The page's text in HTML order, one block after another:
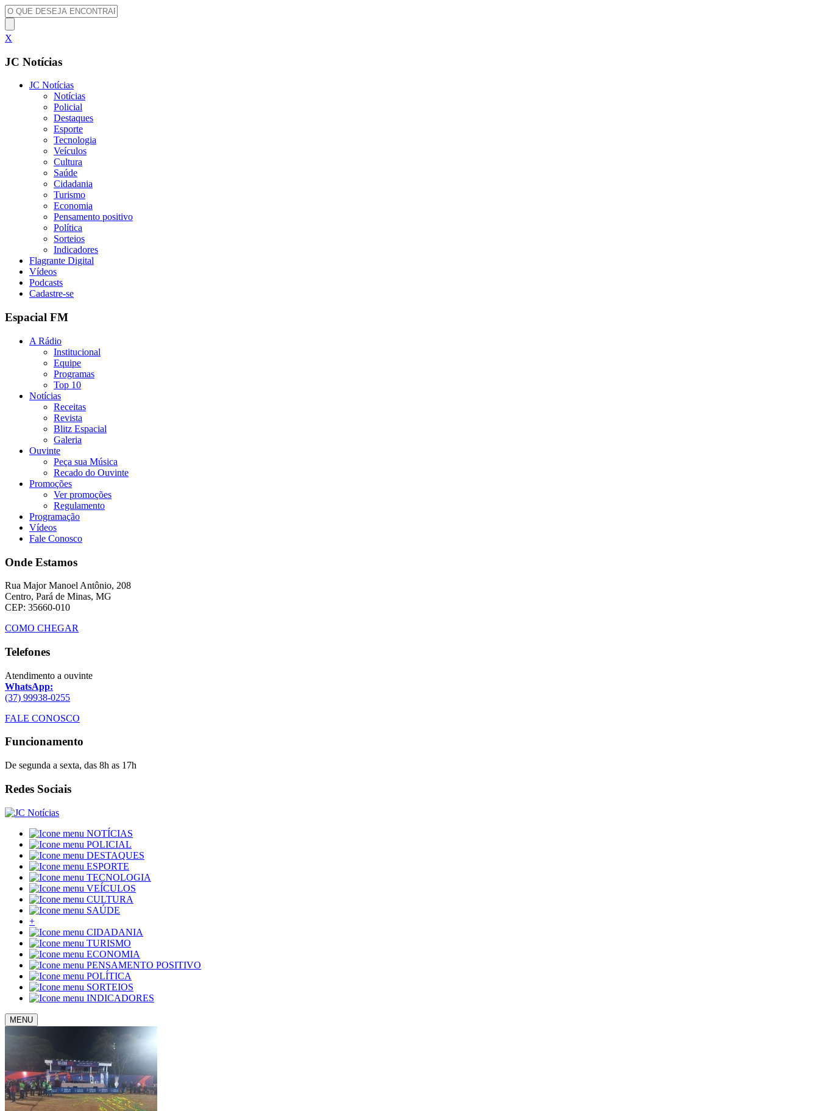
X
JC Notícias
JC Notícias
Notícias
Policial
Destaques
Esporte
Tecnologia
Veículos
Cultura
Saúde
Cidadania
Turismo
Economia
Pensamento positivo
Política
Sorteios
Indicadores
Flagrante Digital
Vídeos
Podcasts
Cadastre-se
Espacial FM
A Rádio
Institucional
Equipe
Programas
Top 10
Notícias
Receitas
Revista
Blitz Espacial
Galeria
Ouvinte
Peça sua Música
Recado do Ouvinte
Promoções
Ver promoções
Regulamento
Programação
Vídeos
Fale Conosco
Onde Estamos
Rua Major Manoel Antônio, 208
Centro, Pará de Minas, MG
CEP: 35660-010
COMO CHEGAR
Telefones
Atendimento a ouvinte
WhatsApp:
(37) 99938-0255
FALE CONOSCO
Funcionamento
De segunda a sexta, das 8h as 17h
Redes Sociais
NOTÍCIAS
POLICIAL
DESTAQUES
ESPORTE
TECNOLOGIA
VEÍCULOS
CULTURA
SAÚDE
+
CIDADANIA
TURISMO
ECONOMIA
PENSAMENTO POSITIVO
POLÍTICA
SORTEIOS
INDICADORES
MENU